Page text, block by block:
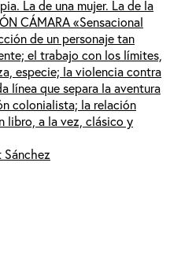
La de una mujer. La de la
CÁMARA «Sensacional
de un personaje tan
el trabajo con los límites,
especie; la violencia contra
línea que separa la aventura
colonialista; la relación
a la vez, clásico y